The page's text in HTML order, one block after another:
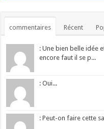
commentaires Récent
: Une bien belle idée
encore faut il se p...
: Oui...
: Peut-on faire cette